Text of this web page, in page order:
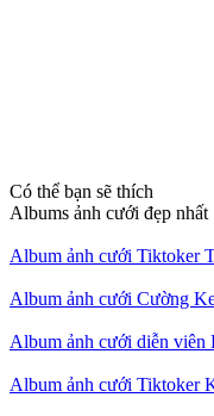
Có thể bạn sẽ thích
Albums ảnh cưới đẹp nhất
Album ảnh cưới Tiktoker
Album ảnh cưới Cường
Album ảnh cưới diễn
Album ảnh cưới Tiktoker